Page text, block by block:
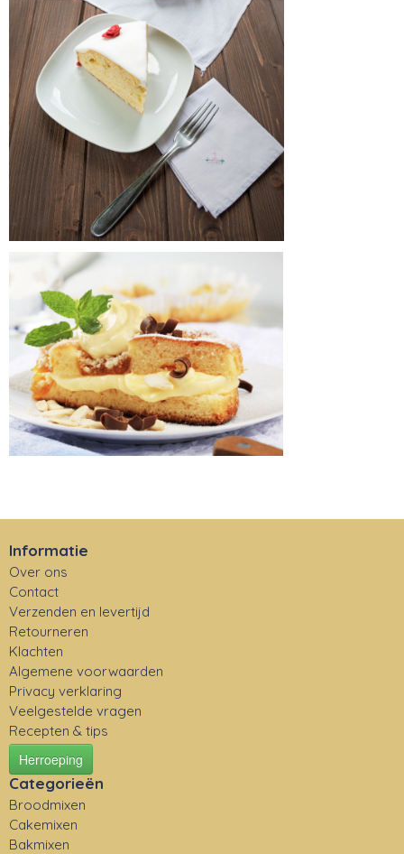
Informatie
Over ons
Contact
Verzenden en levertijd
Retourneren
Klachten
Algemene voorwaarden
Privacy verklaring
Veelgestelde vragen
Recepten & tips
Herroeping
Categorieën
Broodmixen
Cakemixen
Bakmixen